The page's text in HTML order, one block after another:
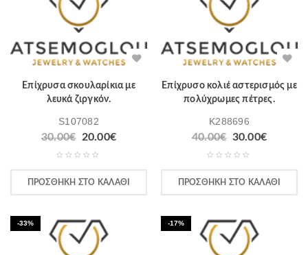
Επίχρυσα σκουλαρίκια με
λευκά ζιργκόν.
S107082
30.00€ 20.00€
ΠΡΟΣΘΉΚΗ ΣΤΟ ΚΑΛΆΘΙ
Επίχρυσο κολιέ αστερισμός με
πολύχρωμες πέτρες.
K288696
40.00€ 30.00€
ΠΡΟΣΘΉΚΗ ΣΤΟ ΚΑΛΆΘΙ
-33% -17%